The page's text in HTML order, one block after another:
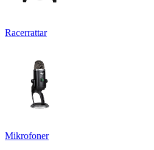
Racerrattar
Mikrofoner